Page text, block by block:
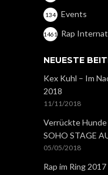
Events
134
Rap
1461
NEUESTE
Kex Kuhl – Im
2018
11/11/2018
Verrückte Hunde
SOHO STAGE
05/05/2018
Rap im Ring